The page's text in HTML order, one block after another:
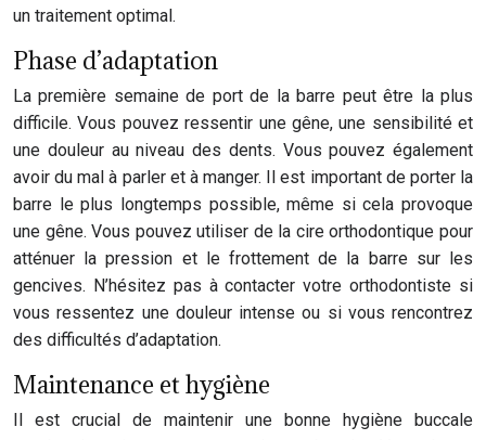
un traitement optimal.
Phase d’adaptation
La première semaine de port de la barre peut être la plus
difficile. Vous pouvez ressentir une gêne, une sensibilité et
une douleur au niveau des dents. Vous pouvez également
avoir du mal à parler et à manger. Il est important de porter la
barre le plus longtemps possible, même si cela provoque
une gêne. Vous pouvez utiliser de la cire orthodontique pour
atténuer la pression et le frottement de la barre sur les
gencives. N’hésitez pas à contacter votre orthodontiste si
vous ressentez une douleur intense ou si vous rencontrez
des difficultés d’adaptation.
Maintenance et hygiène
Il est crucial de maintenir une bonne hygiène buccale